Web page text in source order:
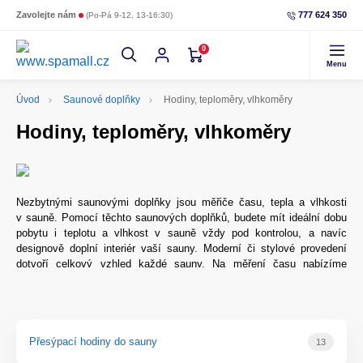
Zavolejte nám (Po-Pá 9-12, 13-16:30) 777 624 350
0
Menu
Úvod Saunové doplňky Hodiny, teploměry, vlhkoměry
Hodiny, teploměry, vlhkoměry
Nezbytnými saunovými doplňky jsou měřiče času, tepla a vlhkosti
v sauně. Pomocí těchto saunových doplňků, budete mít ideální dobu
pobytu i teplotu a vlhkost v sauně vždy pod kontrolou, a navíc
designově doplní interiér vaší sauny. Moderní či stylové provedení
dotvoří celkový vzhled každé sauny. Na měření času nabízíme
teploty, ale umístit je můžete i mimo saunu. Teploměr v sauně je
Přesýpací hodiny do sauny 13